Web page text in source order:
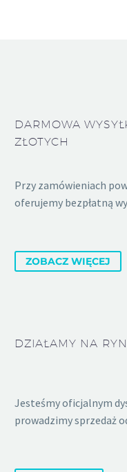
DARMOWA
ZŁOTYCH
Przy zamówieniach
oferujemy bezpłatną
ZOBACZ WIĘCEJ
DZIAŁAMY NA
Jesteśmy oficjalnym
prowadzimy sprzedaż